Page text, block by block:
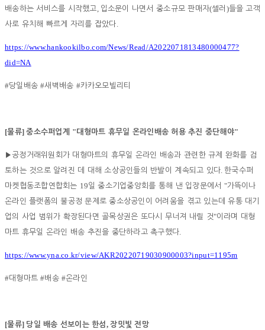
배송하는 서비스를 시작했고, 입소문이 나면서 중소규모 판매자(셀러 )들을 고객
사로 유치해 빠르게 자리를 잡았다.
https://www.hankookilbo.com/News/Read/A2022071813480000477?
did=NA
#당일배송#새벽배송 #카카오모빌리티
[물류]중소수퍼업계 "대형마트 휴무일 온라인배송 허용 추진 중단해야"
▶공정거래위원회가 대형마트의 휴무일 온라인 배송과 관련한 규제 완화를 검
토하는 것으로 알려진 데 대해 소상공인들의 반발이 계속되고 있다.한국수퍼
마켓협동조합연합회는 19일 중소기업중앙회를 통해 낸 입장문에서 "가뜩이나
온라인 플랫폼의 불공정 문제로 중소상공인이 어려움을 겪고 있는데 유통 대기
업의 사업 범위가 확장된다면 골목상권은 또다시 무너져 내릴 것"이라며 대형
마트 휴무일 온라인 배송 추진을 중단하라고 촉구했다.
https://www.yna.co.kr/view/AKR20220719030900003?input=1195m
#대형마트#배송#온라인
[물류] 당일 배송 선보이는 한섬,장밋빛 전망